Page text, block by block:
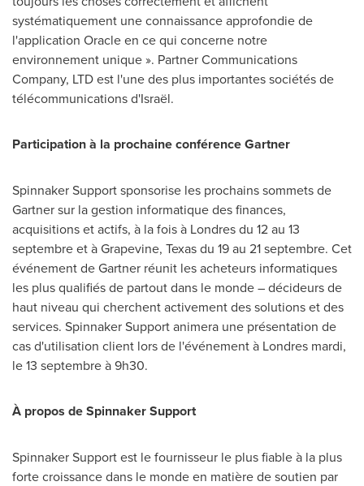
systématiquement une connaissance approfondie de
l'application Oracle en ce qui concerne notre
environnement unique ». Partner Communications
Company, LTD est l'une des plus importantes sociétés de
télécommunications d'Israël.
Participation à la prochaine conférence Gartner
Spinnaker Support sponsorise les prochains sommets de
Gartner sur la gestion informatique des finances,
acquisitions et actifs, à la fois à Londres du 12 au 13
septembre et àGrapevine, Texasdu 19 au 21 septembre. Cet
événement de Gartner réunit les acheteurs informatiques
les plus qualifiés de partout dans le monde – décideurs de
haut niveau qui cherchent activement des solutions et des
services. Spinnaker Support animera une présentation de
cas d'utilisation client lors de l'événement à Londres mardi,
le 13 septembre à 9h30.
À propos de Spinnaker Support
Spinnaker Support est le fournisseur le plus fiable à la plus
forte croissance dans le monde en matière de soutien par